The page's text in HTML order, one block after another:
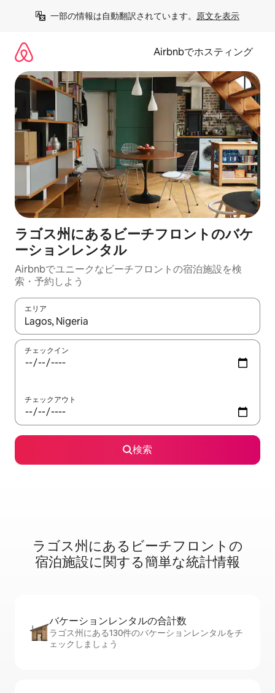
一部の情報は自動翻訳されています。 原文を表示
Airbnbでホスティング
ラゴス州にあるビーチフロントのバケ
ーションレンタル
Airbnbでユニークなビーチフロントの宿泊施設を検
索・予約しよう
エリア
検索結果が表示されたら、上下の矢印キーを使って移動するか
チェックイン
チェックアウト
検索
ラゴス州に⁠あ⁠るビ⁠ー⁠チ⁠フ⁠ロ⁠ン⁠ト⁠の
宿⁠泊⁠施⁠設⁠に関⁠す⁠る簡⁠単⁠な統⁠計⁠情⁠報
バケーションレ⁠ン⁠タ⁠ル⁠の合⁠計⁠数
ラゴス州にある130件のバケーションレンタルをチ
ェックしましょう